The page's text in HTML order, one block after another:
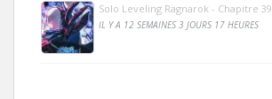
Solo Leveling Ragnarok - Chapitre 39
IL Y A 12 SEMAINES 3 JOURS 17 HEURES